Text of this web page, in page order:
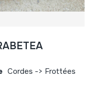
Cordes -> Frottées